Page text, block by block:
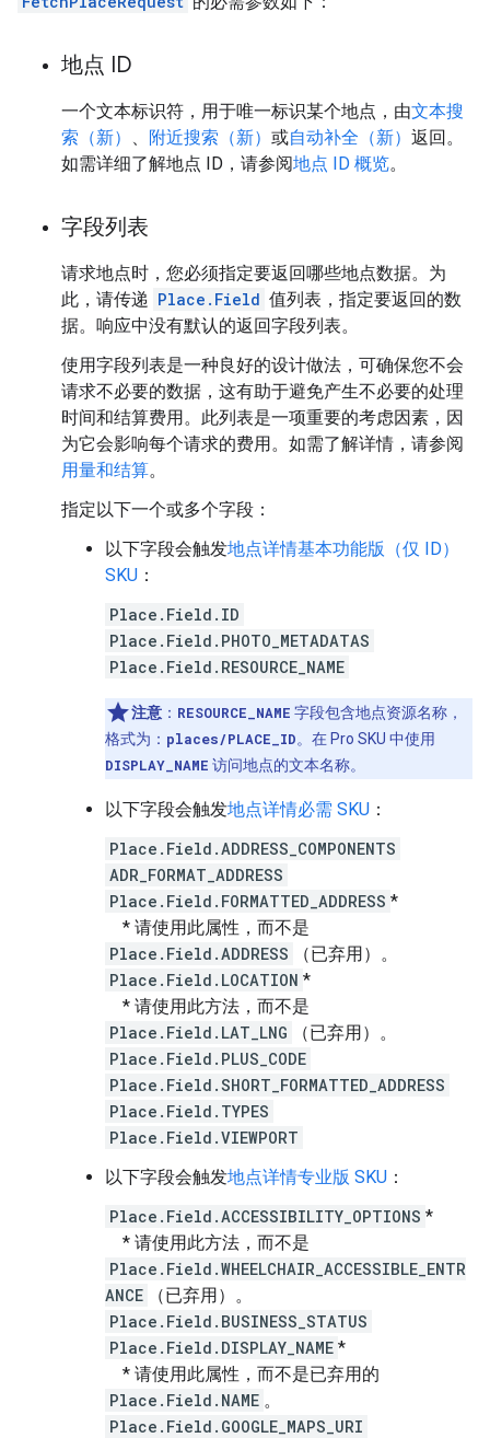
地点 ID
一个文本标识符，用于唯一标识某个地点，由文本搜
索（新）
、 附近搜索（新） 或自动补全（新） 返回。
如需详细了解地点 ID，请参阅地点 ID 概览。
字段列表
请求地点时，您必须指定要返回哪些地点数据。为
此，请传递 Place.Field 值列表，指定要返回的数
据。响应中没有默认的返回字段列表。
使用字段列表是一种良好的设计做法，可确保您不会
请求不必要的数据，这有助于避免产生不必要的处理
时间和结算费用。此列表是一项重要的考虑因素，因
为它会影响每个请求的费用。如需了解详情，请参阅
用量和结算。
指定以下一个或多个字段：
以下字段会触发地点详情基本功能版（仅 ID）
SKU ：
Place.Field.ID
Place.Field.PHOTO_METADATAS
Place.Field.RESOURCE_NAME
注意 ： RESOURCE_NAME 字段包含地点资源名称，
格式为： places/PLACE_ID。在 Pro SKU 中使用
DISPLAY_NAME 访问地点的文本名称。
以下字段会触发地点详情必需 SKU ：
Place.Field.ADDRESS_COMPONENTS
ADR_FORMAT_ADDRESS
Place.Field.FORMATTED_ADDRESS *
* 请使用此属性，而不是
Place.Field.ADDRESS
（已弃用）。
Place.Field.LOCATION *
* 请使用此方法，而不是
Place.Field.LAT_LNG
（已弃用）。
Place.Field.PLUS_CODE
Place.Field.SHORT_FORMATTED_ADDRESS
Place.Field.TYPES
Place.Field.VIEWPORT
以下字段会触发地点详情专业版 SKU ：
Place.Field.ACCESSIBILITY_OPTIONS *
* 请使用此方法，而不是
Place.Field.WHEELCHAIR_ACCESSIBLE_ENTR
ANCE
（已弃用）。
Place.Field.BUSINESS_STATUS
Place.Field.DISPLAY_NAME *
* 请使用此属性，而不是已弃用的
Place.Field.NAME 。
Place.Field.GOOGLE_MAPS_URI